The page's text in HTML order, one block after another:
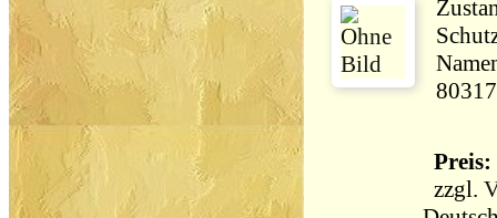
80317
Preis:
zzgl.